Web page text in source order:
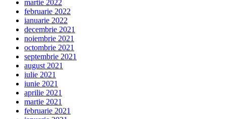
martie 2022
februarie 2022
ianuarie 2022
decembrie 2021
noiembrie 2021
octombrie 2021
septembrie 2021
august 2021
iulie 2021
iunie 2021
aprilie 2021
martie 2021
februarie 2021